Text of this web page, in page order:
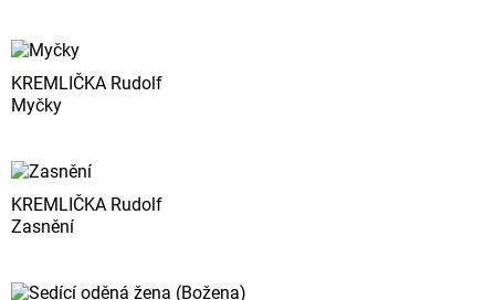
KREMLIČKA Rudolf
Myčky
KREMLIČKA Rudolf
Zasnění